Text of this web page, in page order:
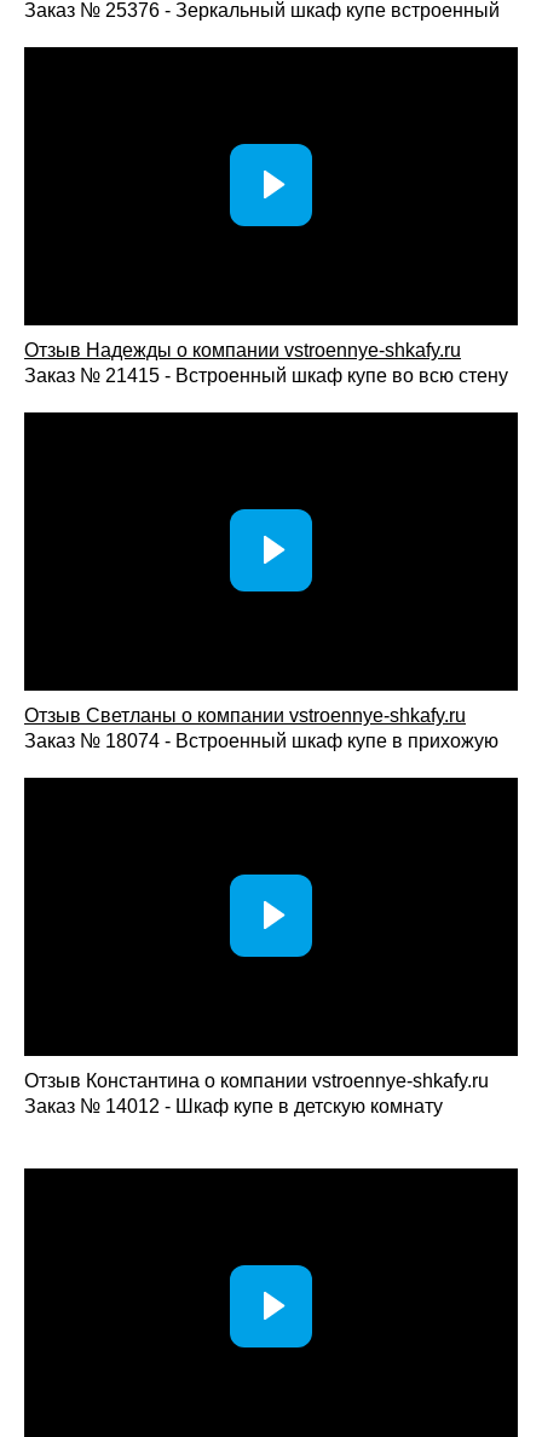
которая будет удобна ребенку на разных этапах его
взросления.
Заказ № 25376 - Зеркальный шкаф купе встроенный
Отзыв Надежды о компании vstroennye-shkafy.ru
Заказ № 21415 - Встроенный шкаф купе во всю стену
Отзыв Светланы о компании vstroennye-shkafy.ru
Заказ № 18074 - Встроенный шкаф купе в прихожую
Отзыв Константина о компании vstroennye-shkafy.ru
Заказ № 14012 - Шкаф купе в детскую комнату